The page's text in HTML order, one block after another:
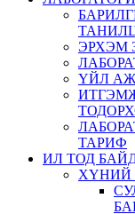
ЭРХЭМ
ҮЙЛ
ТАРИФ
ИЛ ТОД
ХҮНИЙ